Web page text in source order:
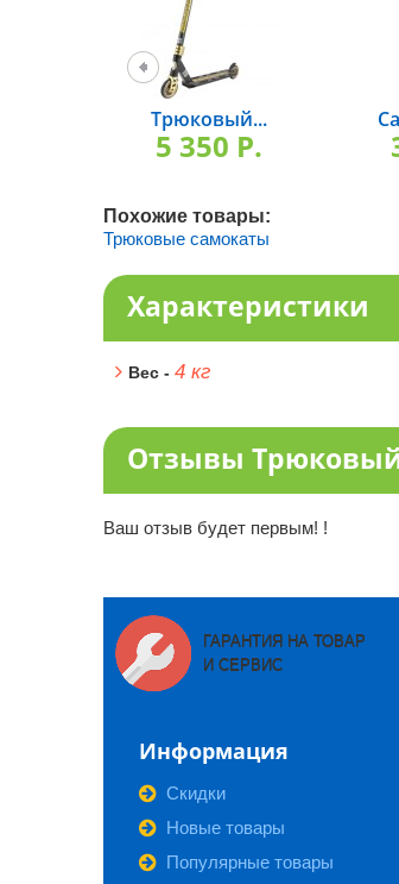
Трюковый...
5 350 P.
Похожие товары:
Трюковые самокаты
Характеристики
Вес - 4 кг
Отзывы Трюковый
Ваш отзыв будет первым! !
ГАРАНТИЯ НА ТОВАР
И СЕРВИС
Информация
Скидки
Новые товары
Популярные товары